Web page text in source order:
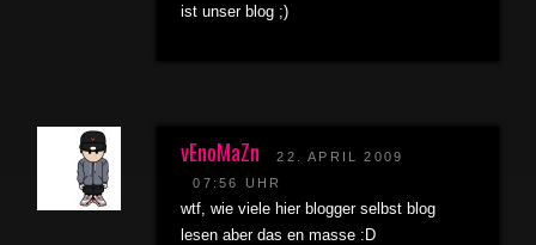
ist unser blog ;)
vEnoMaZn
22. APRIL 2009
07:56 UHR
wtf, wie viele hier blogger selbst blog
lesen aber das en masse :D